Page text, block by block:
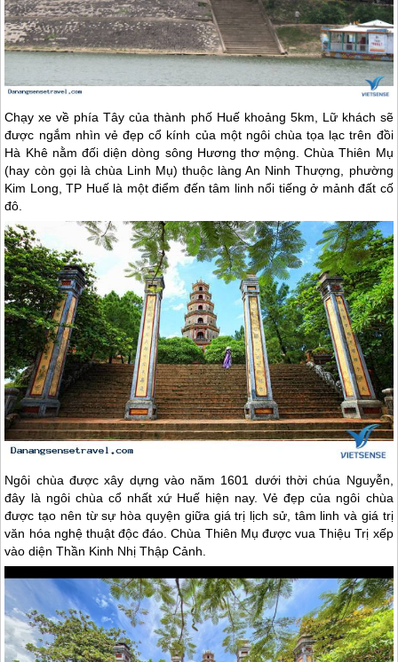
Chạy xe về phía Tây của thành phố Huếkhoảng 5km, Lữ khách sẽ
được ngắm nhìn vẻ đẹp cổ kính của một ngôi chùa tọa lạc trên đồi
Hà Khê nằm đối diện dòng sông Hương thơ mộng. Chùa Thiên Mụ
(hay còn gọi là chùa Linh Mụ) thuộc làng An Ninh Thượng, phường
Kim Long, TP Huếlà một điểm đến tâm linh nổi tiếng ở mảnh đất cố
đô.
Ngôi chùa được xây dựng vào năm 1601 dưới thời chúa Nguyễn,
đây là ngôi chùa cổ nhất xứ Huế hiện nay. Vẻ đẹp của ngôi chùa
được tạo nên từ sự hòa quyện giữa giá trị lịch sử, tâm linh và giá trị
văn hóa nghệ thuật độc đáo. Chùa Thiên Mụ được vua Thiệu Trị xếp
vào diện Thần Kinh Nhị Thập Cảnh.